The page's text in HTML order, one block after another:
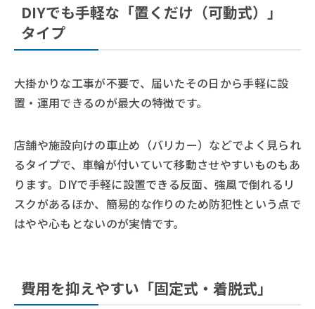
DIYでも手軽な「置くだけ（可動式）」
タイプ
大掛かりな工事が不要で、届いたその日から手軽に設
置・運用できるのが最大の特徴です。
店舗や施設向けの車止め（バリカー）などでよく見られ
るタイプで、車輪が付いていて移動させやすいものもあ
ります。DIYで手軽に設置できる反面、強風で倒れるリ
スクがあるほか、簡易的な作りのため防犯性という点で
はやや心もとないのが実情です。
費用を抑えやすい「固定式・着脱式」